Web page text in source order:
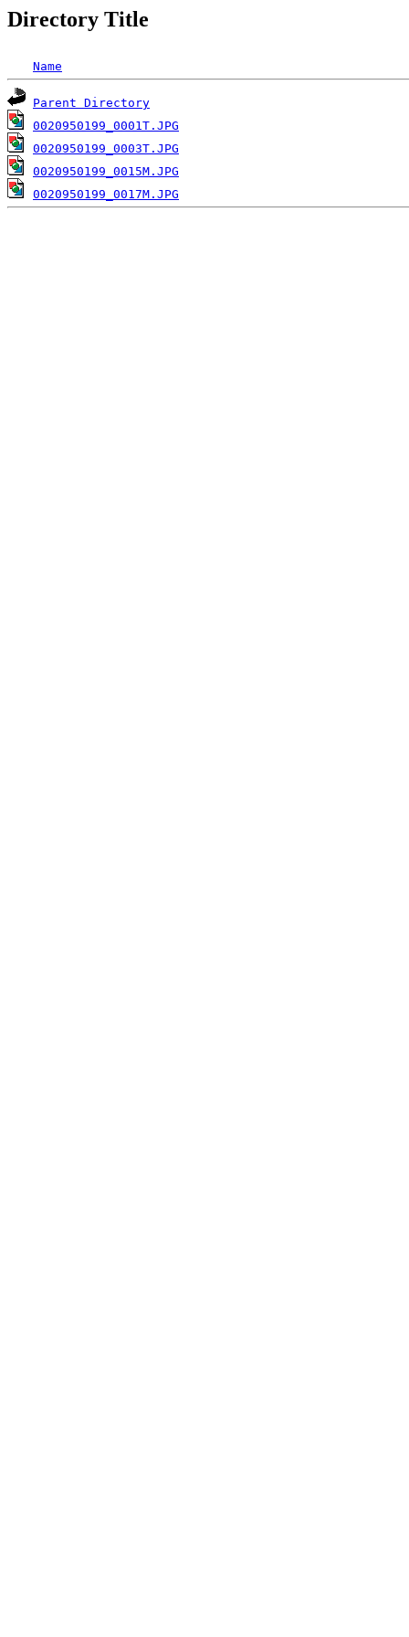
Directory Title
Name
Parent Directory
0020950199_0001T.JPG
0020950199_0003T.JPG
0020950199_0015M.JPG
0020950199_0017M.JPG